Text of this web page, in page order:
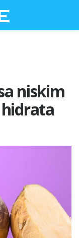
niskim